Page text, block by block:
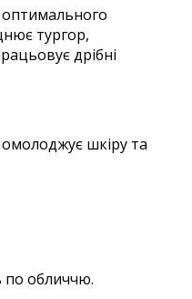
тургор,
дрібні
шкіру та
по обличчю.